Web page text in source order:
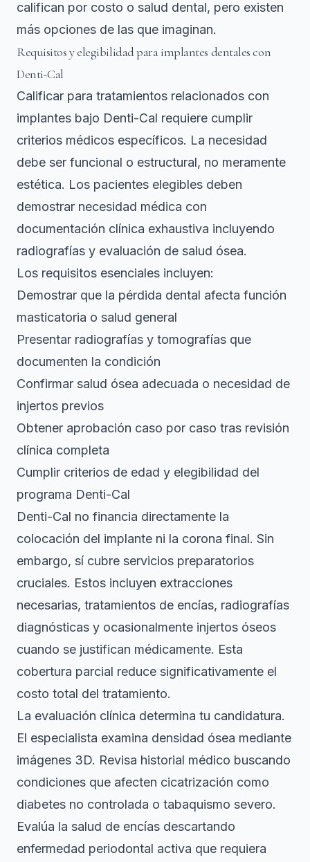
califican por costo o salud dental, pero existen
más opciones de las que imaginan.
Requisitos y elegibilidad para implantes dentales con
Denti-Cal
Calificar para tratamientos relacionados con
implantes bajo Denti-Cal requiere cumplir
criterios médicos específicos. La necesidad
debe ser funcional o estructural, no meramente
estética. Los pacientes elegibles deben
demostrar necesidad médica con
documentación clínica exhaustiva incluyendo
radiografías y evaluación de salud ósea.
Los requisitos esenciales incluyen:
Demostrar que la pérdida dental afecta función
masticatoria o salud general
Presentar radiografías y tomografías que
documenten la condición
Confirmar salud ósea adecuada o necesidad de
injertos previos
Obtener aprobación caso por caso tras revisión
clínica completa
Cumplir criterios de edad y elegibilidad del
programa Denti-Cal
Denti-Cal no financia directamente la
colocación del implante ni la corona final. Sin
embargo, sí cubre servicios preparatorios
cruciales. Estos incluyen extracciones
necesarias, tratamientos de encías, radiografías
diagnósticas y ocasionalmente injertos óseos
cuando se justifican médicamente. Esta
cobertura parcial reduce significativamente el
costo total del tratamiento.
La evaluación clínica determina tu candidatura.
El especialista examina densidad ósea mediante
imágenes 3D. Revisa historial médico buscando
condiciones que afecten cicatrización como
diabetes no controlada o tabaquismo severo.
Evalúa la salud de encías descartando
enfermedad periodontal activa que requiera